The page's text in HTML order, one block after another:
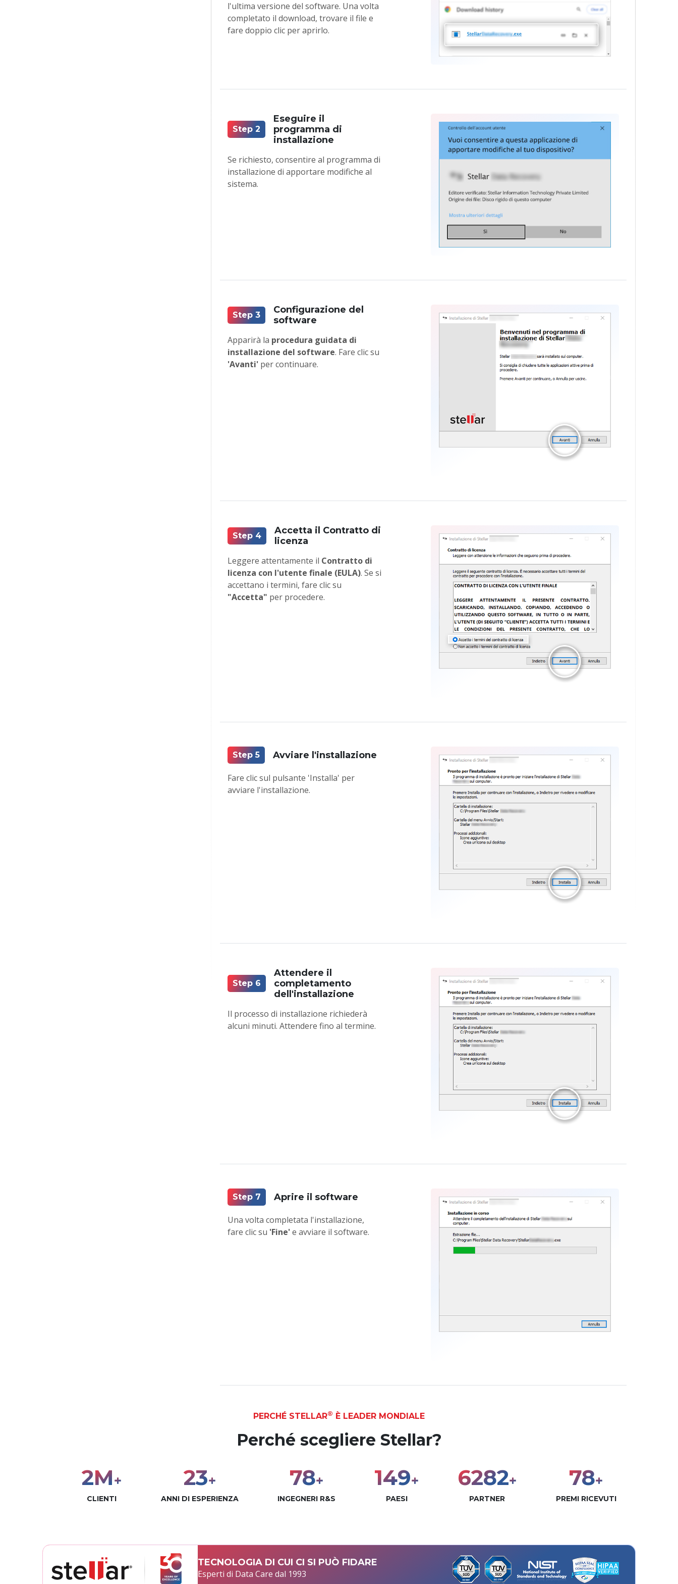
l'ultima versione del software. Una volta
completato il download, trovare il file e
fare doppio clic per aprirlo.
Step 2
Eseguire il
programma di
installazione
Se richiesto, consentire al programma di
installazione di apportare modifiche al
sistema.
Step 3
Configurazione del
software
Apparirà la procedura guidata di
installazione del software. Fare clic su
'Avanti' per continuare.
Step 4
Accetta il Contratto di
licenza
Leggere attentamente il Contratto di
licenza con l'utente finale (EULA). Se si
accettano i termini, fare clic su
"Accetta" per procedere.
Step 5 Avviare l'installazione
Fare clic sul pulsante 'Installa' per
avviare l'installazione.
Step 6
Attendere il
completamento
dell'installazione
Il processo di installazione richiederà
alcuni minuti. Attendere fino al termine.
Step 7 Aprire il software
Una volta completata l'installazione,
fare clic su 'Fine'e avviare il software.
PERCHÉ STELLAR® È LEADER MONDIALE
Perché scegliere Stellar?
3M+
CLIENTI
30+
ANNI DI ESPERIENZA
100+
INGEGNERI R&S
190+
PAESI
8000+
PARTNER
100+
PREMI RICEVUTI
TECNOLOGIA DI CUI CI SI PUÒ FIDARE
Esperti di Data Care dal 1993